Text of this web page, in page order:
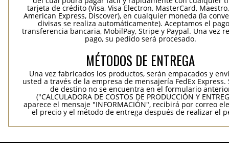
tarjeta de crédito (Visa, Visa Electron, MasterCard,
American Express, Discover), en cualquier moneda (la
divisas se realiza automáticamente). Aceptamos el
transferencia bancaria, MobilPay, Stripe y Paypal. Una vez
pago, su pedido será procesado.
MÉTODOS DE ENTREGA
Una vez fabricados los productos, serán empacados y
usted a través de la empresa de mensajería FedEx Express.
de destino no se encuentra en el formulario
("CALCULADORA DE COSTOS DE PRODUCCIÓN Y
aparece el mensaje "INFORMACIÓN", recibirá por correo
el precio y el método de entrega después de realizar el